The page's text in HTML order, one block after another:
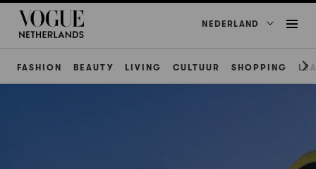
NEDERLAND
FASHION BEAUTY LIVING CULTUUR SHOPPING